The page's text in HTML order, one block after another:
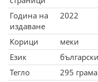
Година на
издаване
2022
Корици
меки
Език
български
Тегло
295 грама